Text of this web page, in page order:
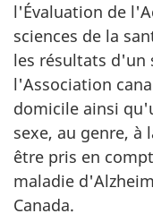
l'Évaluation de
sciences de la
les résultats d'un
l'Association
domicile ainsi
sexe, au genre,
être pris en
maladie
Canada.